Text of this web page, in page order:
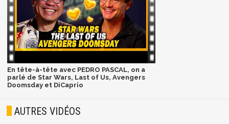
En tête-à-tête avec PEDRO PASCAL, on a
parlé de Star Wars, Last of Us, Avengers
Doomsday et DiCaprio
AUTRES VIDÉOS